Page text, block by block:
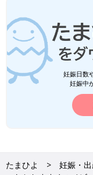
妊娠日数
妊娠中
たまひよ 妊娠・